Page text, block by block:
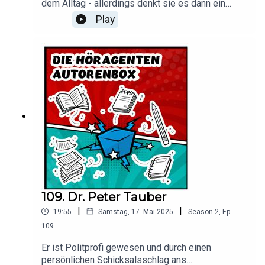
dem Alltag - allerdings denkt sie es dann ein
wenig weiter - wie wäre das in 10 oder vielleicht
auch 50 Jahren, wenn die Entwicklung so
Future" - wenn ihre Kinder ihr die Zeit lassen.
Dann schreibt sie auch manchmal mit Kollrginnen
- aber hört doch einfach selbst!Hier bekommt Ihr
alle Infos zu Anna
Play
109. Dr. Peter Tauber
19:55 | Samstag, 17. Mai 2025 | Season 2, Ep.
109
Er ist Politprofi gewesen und durch einen
persönlichen Schicksalsschlag ans